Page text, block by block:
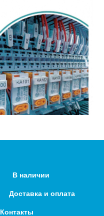
В наличии
Доставка и оплата
Контакты